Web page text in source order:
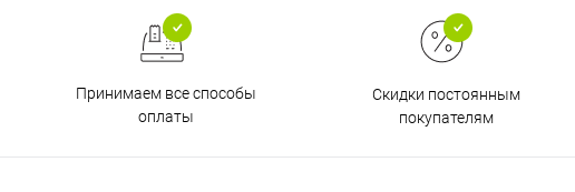
Принимаем все способы
оплаты
Скидки постоянным
покупателям